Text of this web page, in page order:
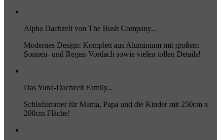
Alpha Dachzelt von The Bush Company...
Modernes Design: Komplett aus Aluminium mit großem
Sonnen- und Regen-Vordach sowie vielen tollen Details!
Das Yuna-Dachzelt Family...
Schlafzimmer für Mama, Papa und die Kinder mit 250cm x
200cm Fläche!